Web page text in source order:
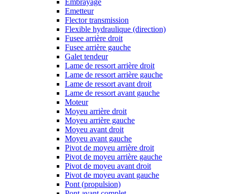
Embrayage
Emetteur
Flector transmission
Flexible hydraulique (direction)
Fusee arrière droit
Fusee arrière gauche
Galet tendeur
Lame de ressort arrière droit
Lame de ressort arrière gauche
Lame de ressort avant droit
Lame de ressort avant gauche
Moteur
Moyeu arrière droit
Moyeu arrière gauche
Moyeu avant droit
Moyeu avant gauche
Pivot de moyeu arrière droit
Pivot de moyeu arrière gauche
Pivot de moyeu avant droit
Pivot de moyeu avant gauche
Pont (propulsion)